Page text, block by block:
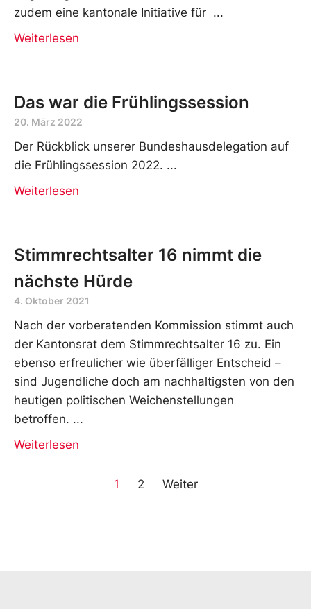
zudem eine kantonale Initiative für
Weiterlesen
Das war die Frühlingssession
20. März 2022
Der Rückblick unserer Bundeshausdelegation auf
die Frühlingssession 2022.
Weiterlesen
Stimmrechtsalter 16 nimmt die
nächste Hürde
4. Oktober 2021
Nach der vorberatenden Kommission stimmt auch
der Kantonsrat dem Stimmrechtsalter 16 zu. Ein
ebenso erfreulicher wie überfälliger Entscheid –
sind Jugendliche doch am nachhaltigsten von den
heutigen politischen Weichenstellungen
betroffen.
Weiterlesen
1 2 Weiter